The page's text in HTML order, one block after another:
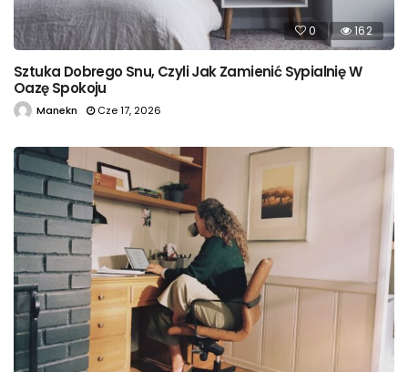
0 162
Sztuka Dobrego Snu, Czyli Jak Zamienić Sypialnię W
Oazę Spokoju
Manekn Cze 17, 2026